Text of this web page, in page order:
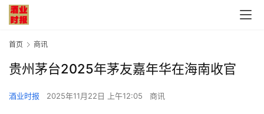
首页 商讯
贵州茅台2025年茅友嘉年华在海南收官
酒业时报 2025年11月22日 上午12:05 商讯